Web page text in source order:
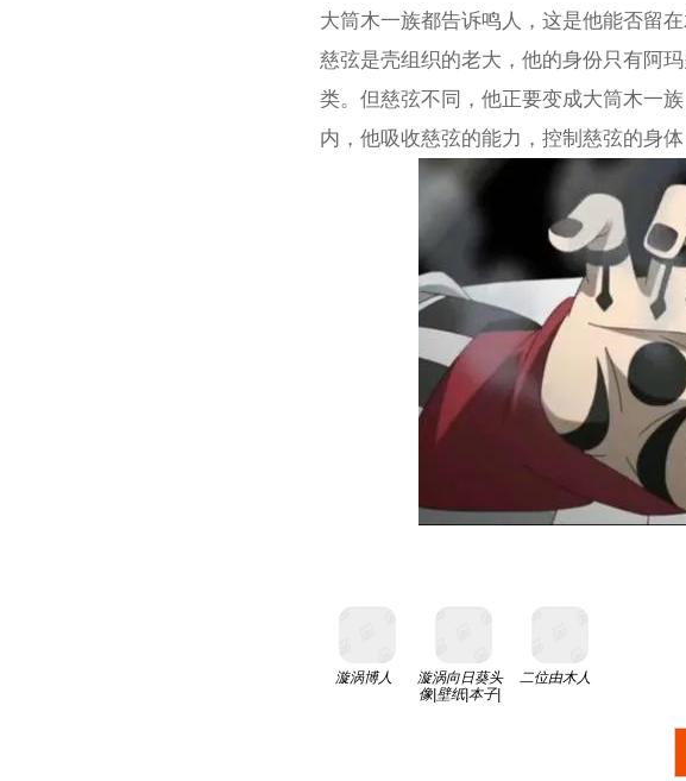
大筒木一族都告诉鸣人，这是他能否留在
慈弦是壳组织的老大，他的身份只有阿
类。但慈弦不同，他正要变成大筒木一
内，他吸收慈弦的能力，控制慈弦的身
漩涡博人
漩涡向日葵头
像|壁纸|本子|
二位由木人